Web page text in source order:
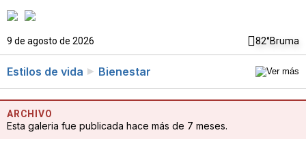
9 de agosto de 2026 82°Bruma
Estilos de vida Bienestar
ARCHIVO
Esta galeria fue publicada hace más de 7 meses.